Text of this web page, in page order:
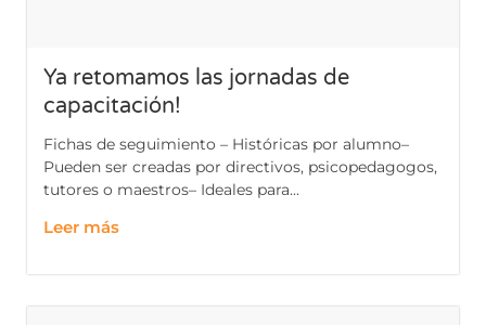
Ya retomamos las jornadas de
capacitación!
Fichas de seguimiento – Históricas por alumno–
Pueden ser creadas por directivos, psicopedagogos,
tutores o maestros– Ideales para...
Leer más